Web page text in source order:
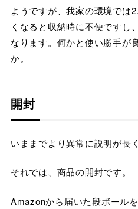
ようですが、我家の環境では
くなると収納時に不便ですし
なります。何かと使い勝手が
か。
開封
いままでより異常に説明が長
それでは、商品の開封です。
Amazonから届いた段ボール